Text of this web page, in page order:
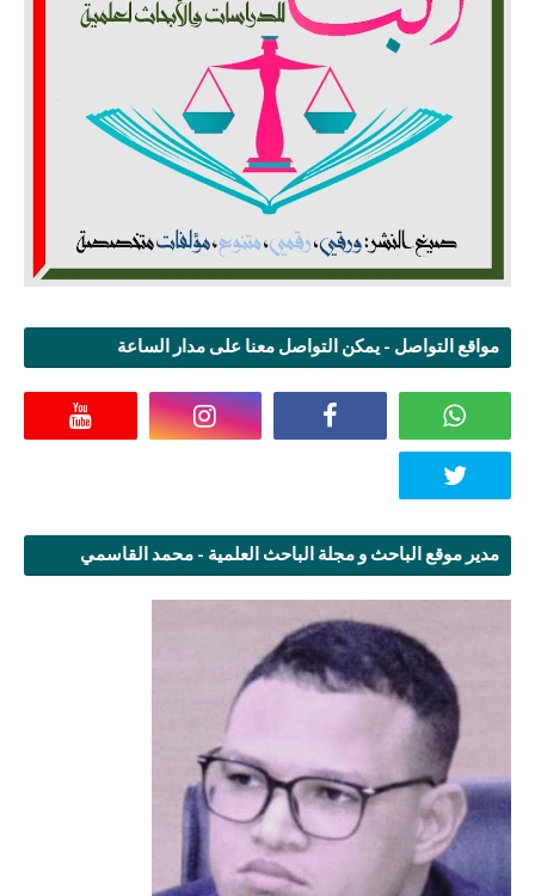
مواقع التواصل - يمكن التواصل معنا على مدار الساعة
مدير موقع الباحث و مجلة الباحث العلمية - محمد القاسمي